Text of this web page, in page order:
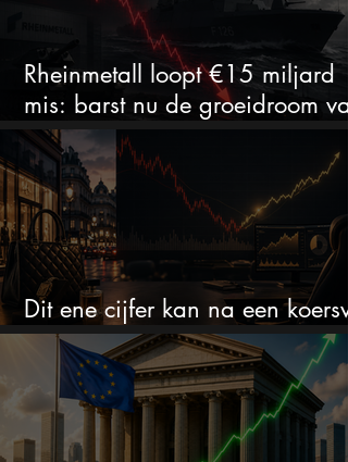
Rheinmetall loopt €15 miljard
mis: barst nu de groeidroom van
het defensiebedrijf?
Dit ene cijfer kan na een
van 50% alles veranderen